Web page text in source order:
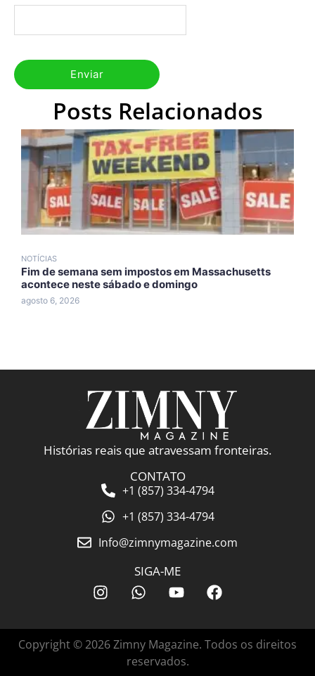
Posts Relacionados
NOTÍCIAS
Fim de semana sem impostos em Massachusetts
acontece neste sábado e domingo
agosto 6, 2026
Histórias reais que atravessam fronteiras.
CONTATO
+1 (857) 334-4794
+1 (857) 334-4794
Info@zimnymagazine.com
SIGA-ME
Copyright © 2026 Zimny Magazine. Todos os direitos
reservados.